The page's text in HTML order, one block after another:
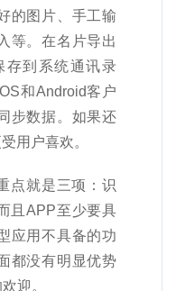
的图片、手工输
等。在名片导出
存到系统通讯录
和Android客户
步数据。如果还
用户喜欢。
点就是三项：识
且APP至少要具
应用不具备的功
都没有明显优势
迎。